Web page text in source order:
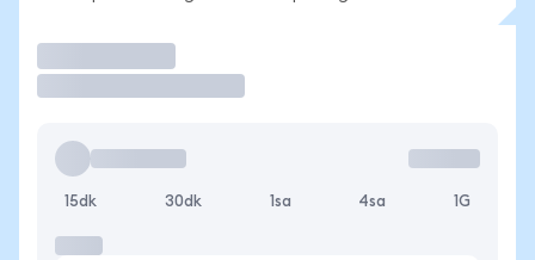
15dk 30dk 1sa 4sa 1G